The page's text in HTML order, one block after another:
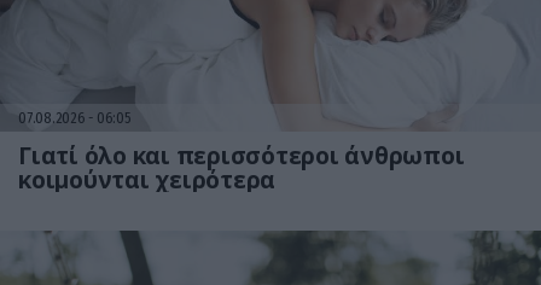
07.08.2026 06:05
Γιατί όλο και περισσότεροι άνθρωποι
κοιμούνται χειρότερα